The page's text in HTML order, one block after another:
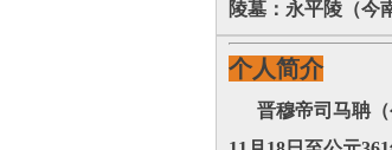
陵墓：永平陵（今
个人简介
晋穆帝司马聃（